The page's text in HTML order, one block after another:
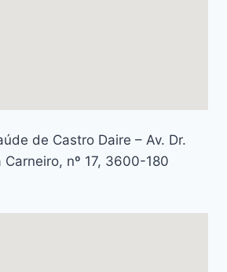
de Castro Daire – Av. Dr.
Carneiro, nº 17, 3600-180